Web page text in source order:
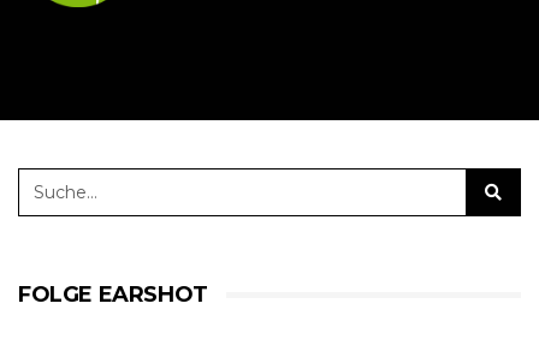
FOLGE EARSHOT